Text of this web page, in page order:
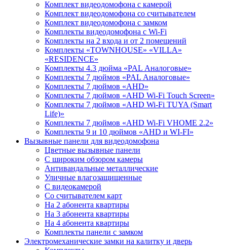
Комплект видеодомофона с камерой
Комплект видеодомофона со считывателем
Комплект видеодомофона c замком
Комплекты видеодомофона с Wi-Fi
Комплекты на 2 входа и от 2 помещений
Комплекты «TOWNHOUSE» «VILLA»
«RESIDENCE»
Комплекты 4.3 дюйма «PAL Аналоговые»
Комплекты 7 дюймов «PAL Аналоговые»
Комплекты 7 дюймов «AHD»
Комплекты 7 дюймов «AHD Wi-Fi Touch Screen»
Комплекты 7 дюймов «AHD Wi-Fi TUYA (Smart
Life)»
Комплекты 7 дюймов «AHD Wi-Fi VHOME 2.2»
Комплекты 9 и 10 дюймов «AHD и WI-FI»
Вызывные панели для видеодомофона
Цветные вызывные панели
С широким обзором камеры
Антивандальные металлические
Уличные влагозащищенные
С видеокамерой
Со считывателем карт
На 2 абонента квартиры
На 3 абонента квартиры
На 4 абонента квартиры
Комплекты панели с замком
Электромеханические замки на калитку и дверь